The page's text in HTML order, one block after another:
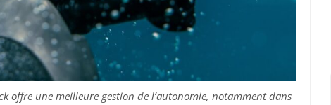
offre une meilleure gestion de l’autonomie, notamment dans